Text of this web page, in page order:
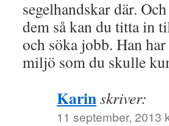
segelhandskar där.
dem så kan du titta in
och söka jobb. Han
miljö som du skulle
Karinskriver:
11 september, 2013